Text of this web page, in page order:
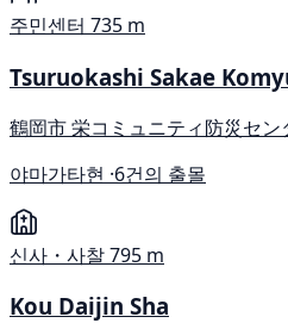
주민센터 735 m
Tsuruokashi Sakae
鶴岡市 栄コミュニティ防災セン
야마가타현 ·6건의 출몰
신사・사찰795 m
Kou Daijin Sha